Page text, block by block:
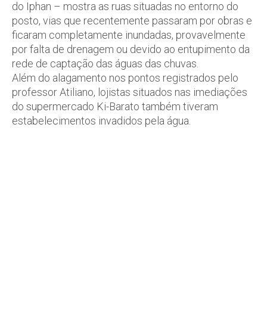
do Iphan – mostra as ruas situadas no entorno do
posto, vias que recentemente passaram por obras e
ficaram completamente inundadas, provavelmente
por falta de drenagem ou devido ao entupimento da
rede de captação das águas das chuvas.
Além do alagamento nos pontos registrados pelo
professor Atiliano, lojistas situados nas imediações
do supermercado Ki-Barato também tiveram
estabelecimentos invadidos pela água.